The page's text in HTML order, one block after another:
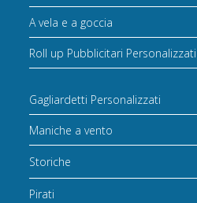
A vela e a goccia
Roll up Pubblicitari Personalizzati
Gagliardetti Personalizzati
Maniche a vento
Storiche
Pirati